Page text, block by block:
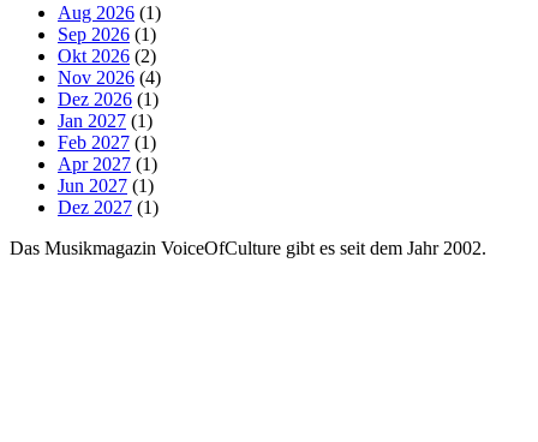
Aug 2026 (1)
Sep 2026 (1)
Okt 2026 (2)
Nov 2026 (4)
Dez 2026 (1)
Jan 2027 (1)
Feb 2027 (1)
Apr 2027 (1)
Jun 2027 (1)
Dez 2027 (1)
Das Musikmagazin VoiceOfCulture gibt es seit dem Jahr 2002.